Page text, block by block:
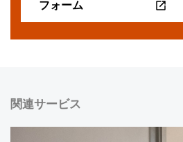
フォーム
関連サービス